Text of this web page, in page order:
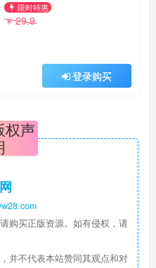
限时特惠
￥29.9
登录购买
权声
购买正版资源。如有侵权，请
并不代表本站赞同其观点和对